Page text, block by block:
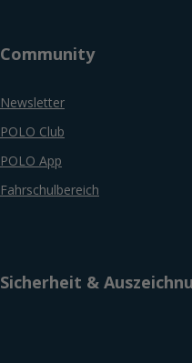
Community
Newsletter
POLO Club
POLO App
Fahrschulbereich
Sicherheit &